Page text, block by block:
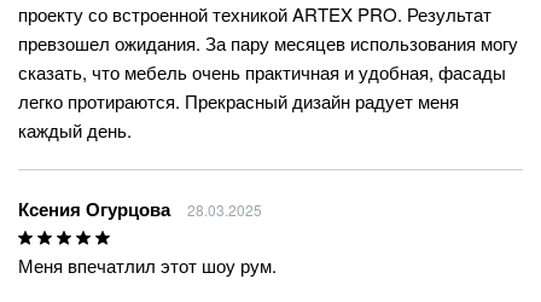
проекту со встроенной техникой ARTEX PRO. Результат
превзошел ожидания. За пару месяцев использования могу
сказать, что мебель очень практичная и удобная, фасады
легко протираются. Прекрасный дизайн радует меня
каждый день.
Ксения Огурцова 28.03.2025
Меня впечатлил этот шоу рум.